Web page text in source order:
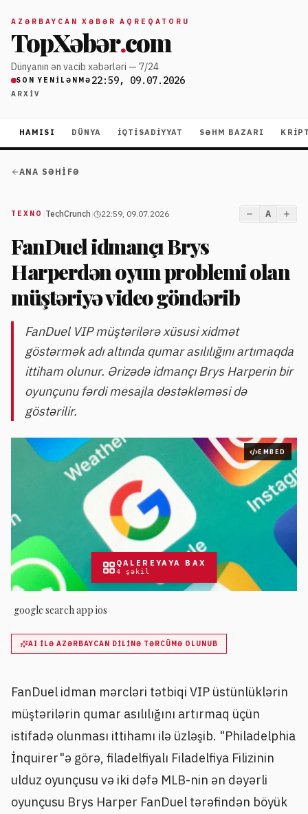
AZƏRBAYCAN XƏBƏR AQREQATORU
TopXəbər.com
Dünyanın ən vacib xəbərləri — 7/24
SON YENILƏNMƏ 22:59, 09.07.2026
ARXIV
HAMISI DÜNYA İQTISADIYYAT SƏHM BAZARI
ANA SƏHIFƏ
TEXNO TechCrunch 22:59, 09.07.2026 A
FanDuel idmançı Brys
Harperdən oyun problemi olan
müştəriyə video göndərib
FanDuel VIP müştərilərə xüsusi xidmət
göstərmək adı altında qumar asılılığını artımaqda
ittiham olunur. Ərizədə idmançı Brys Harperin bir
oyunçunu fərdi mesajla dəstəkləməsi də
göstərilir.
QALEREYAYA BAX
4 şəkil
EMBED
google search app ios
AI ILƏ AZƏRBAYCAN DILINƏ TƏRCÜMƏ OLUNUB
FanDuel idman mərcləri tətbiqi VIP üstünlüklərin
müştərilərin qumar asılılığını artırmaq üçün
istifadə olunması ittihamı ilə üzləşib. "Philadelphia
İnquirer"ə görə, filadelfiyalı Filadelfiya Filizinin
ulduz oyunçusu və iki dəfə MLB-nin ən dəyərli
oyunçusu Brys Harper FanDuel tərəfindən böyük